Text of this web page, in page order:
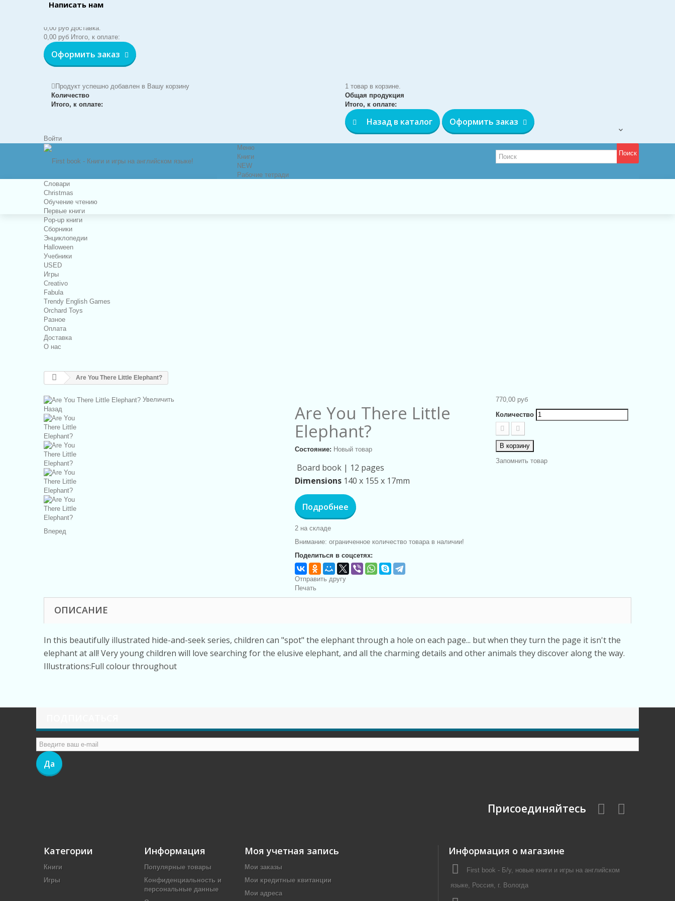
Написать нам
0,00 руб Доставка:
0,00 руб Итого, к оплате:
Оформить заказ
Продукт успешно добавлен в Вашу корзину
Количество
Итого, к оплате:
1 товар в корзине.
Общая продукция
Итого, к оплате:
Назад в каталог Оформить заказ
Войти
Поиск
Меню
Книги
NEW
Рабочие тетради
Словари
Christmas
Обучение чтению
Первые книги
Pop-up книги
Сборники
Энциклопедии
Halloween
Учебники
USED
Игры
Creativo
Fabula
Trendy English Games
Orchard Toys
Разное
Оплата
Доставка
О нас
Are You There Little Elephant?
Увеличить
Назад
Вперед
Are You There Little
Elephant?
Состояние: Новый товар
Board book | 12 pages
Dimensions 140 x 155 x 17mm
Подробнее
2 на складе
Внимание: ограниченное количество товара в наличии!
Поделиться в соцсетях:
Отправить другу
Печать
770,00 руб
Количество
В корзину
Запомнить товар
ОПИСАНИЕ
In this beautifully illustrated hide-and-seek series, children can "spot" the elephant through a hole on each page... but when they turn the page it isn't the
elephant at all! Very young children will love searching for the elusive elephant, and all the charming details and other animals they discover along the way.
Illustrations:Full colour throughout
Да
Присоединяйтесь
Категории
Книги
Игры
Информация
Популярные товары
Конфиденциальность и
персональные данные
Моя учетная запись
Мои заказы
Мои кредитные квитанции
Мои адреса
Информация о магазине
First book - Б/у, новые книги и игры на английском
языке, Россия, г. Вологда